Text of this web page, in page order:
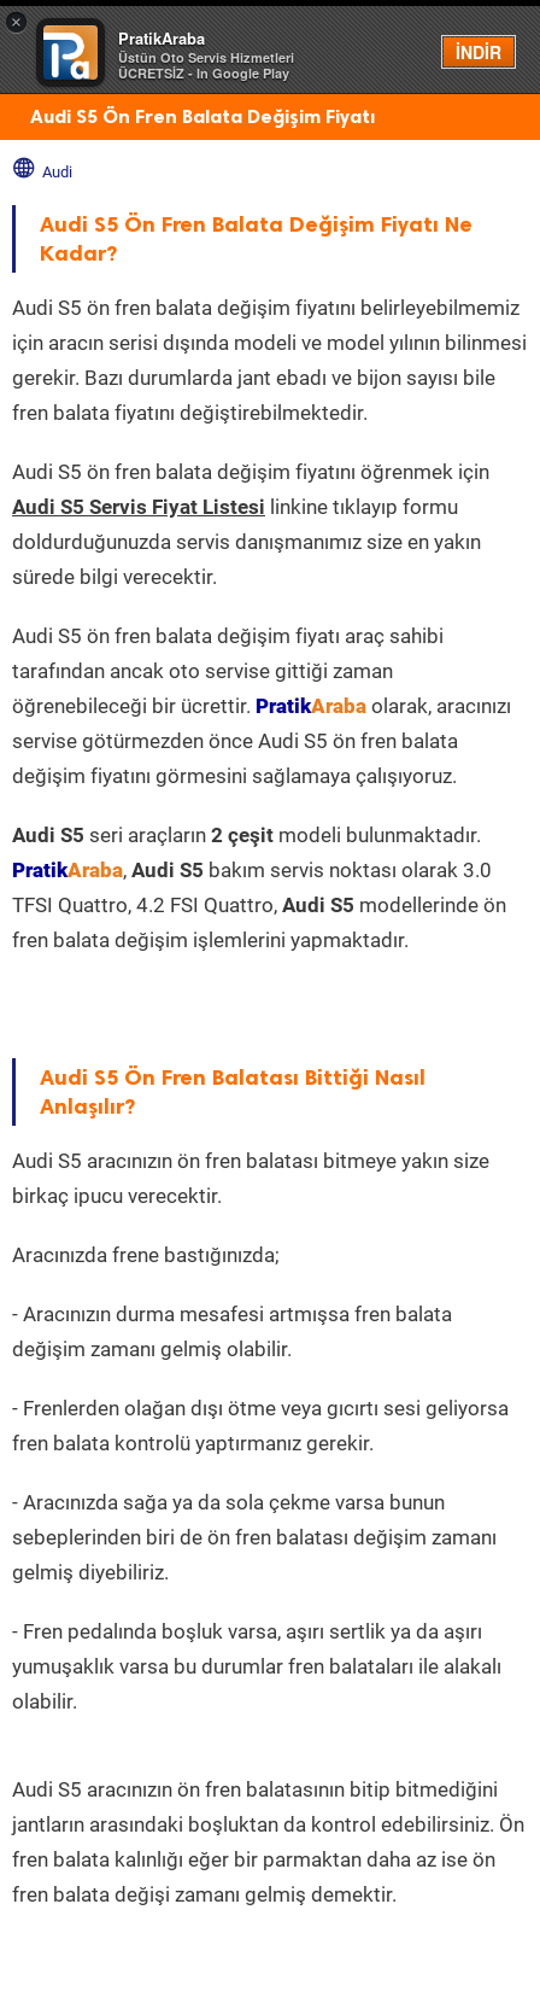
×
PratikAraba
Üstün Oto Servis Hizmetleri
ÜCRETSİZ - In Google Play
İNDİR
Menü
Audi S5 Ön Fren Balata Değişim Fiyatı
Audi
Audi S5 Ön Fren Balata Değişim Fiyatı Ne
Kadar?
Audi S5 ön fren balata değişim fiyatını belirleyebilmemiz
için aracın serisi dışında modeli ve model yılının bilinmesi
gerekir. Bazı durumlarda jant ebadı ve bijon sayısı bile
fren balata fiyatını değiştirebilmektedir.
Audi S5 ön fren balata değişim fiyatını öğrenmek için
Audi S5 Servis Fiyat Listesi linkine tıklayıp formu
doldurduğunuzda servis danışmanımız size en yakın
sürede bilgi verecektir.
Audi S5 ön fren balata değişim fiyatı araç sahibi
tarafından ancak oto servise gittiği zaman
öğrenebileceği bir ücrettir. PratikAraba olarak, aracınızı
servise götürmezden önce Audi S5 ön fren balata
değişim fiyatını görmesini sağlamaya çalışıyoruz.
Audi S5 seri araçların 2 çeşit modeli bulunmaktadır.
PratikAraba, Audi S5 bakım servis noktası olarak 3.0
TFSI Quattro, 4.2 FSI Quattro, Audi S5 modellerinde ön
fren balata değişim işlemlerini yapmaktadır.
Audi S5 Ön Fren Balatası Bittiği Nasıl
Anlaşılır?
Audi S5 aracınızın ön fren balatası bitmeye yakın size
birkaç ipucu verecektir.
Aracınızda frene bastığınızda;
- Aracınızın durma mesafesi artmışsa fren balata
değişim zamanı gelmiş olabilir.
- Frenlerden olağan dışı ötme veya gıcırtı sesi geliyorsa
fren balata kontrolü yaptırmanız gerekir.
- Aracınızda sağa ya da sola çekme varsa bunun
sebeplerinden biri de ön fren balatası değişim zamanı
gelmiş diyebiliriz.
- Fren pedalında boşluk varsa, aşırı sertlik ya da aşırı
yumuşaklık varsa bu durumlar fren balataları ile alakalı
olabilir.
Audi S5 aracınızın ön fren balatasının bitip bitmediğini
jantların arasındaki boşluktan da kontrol edebilirsiniz. Ön
fren balata kalınlığı eğer bir parmaktan daha az ise ön
fren balata değişi zamanı gelmiş demektir.